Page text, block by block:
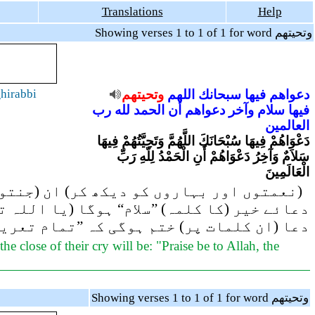
Translations
Help
Showing verses 1 to 1 of 1 for word وتحيتهم
hirabbi دعواهم فيها سبحانك اللهم وتحيتهم
فيها سلام وآخر دعواهم أن الحمد لله رب
العالمين
دَعْوَاهُمْ فِيهَا سُبْحَانَكَ اللَّهُمَّ وَتَحِيَّتُهُمْ فِيهَا
سَلاَمٌ وَآخِرُ دَعْوَاهُمْ أَنِ الْحَمْدُ لِلّهِ رَبِّ
الْعَالَمِينَ
(نعمتوں اور بہاروں کو دیکھ کر) ان
دعائے خیر (کا کلمہ) ”سلام“ ہوگا (یا
دعا (ان کلمات پر) ختم ہوگی کہ ”تمام
close of their cry will be: "Praise be to Allah, the
Showing verses 1 to 1 of 1 for word وتحيتهم